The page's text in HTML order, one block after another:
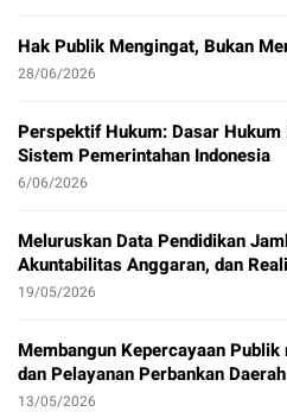
Hak Publik Mengingat, Bukan
28/06/2026
Perspektif Hukum: Dasar
Sistem Pemerintahan Indonesia
6/06/2026
Meluruskan Data Pendidikan
Akuntabilitas Anggaran, dan
19/05/2026
Membangun Kepercayaan
dan Pelayanan Perbankan Daerah
13/05/2026